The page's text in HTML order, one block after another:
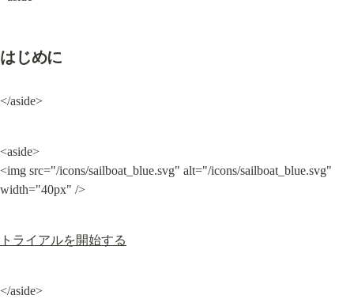
はじめに
</aside>
<aside>
<img src="/icons/sailboat_blue.svg" alt="/icons/sailboat_blue.svg"
width="40px" />
トライアルを開始する
</aside>